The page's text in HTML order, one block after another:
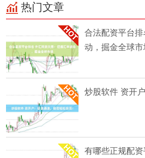
热门文章
合法配资平台
动，掘金全球市
炒股软件 资开
有哪些正规配